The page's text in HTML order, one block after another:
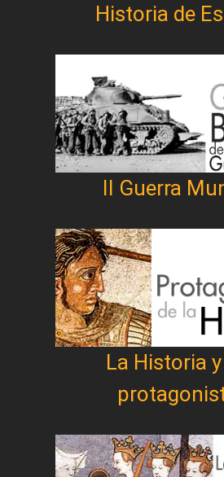
Historia de
II Guerra
La Historia